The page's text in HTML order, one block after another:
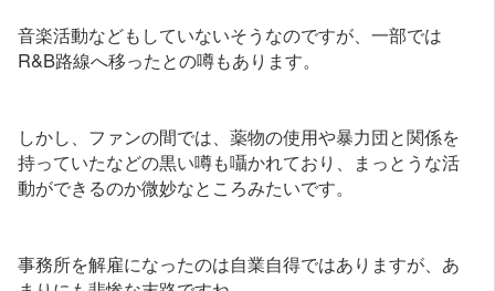
音楽活動などもしていないそうなのですが、一部では
R&B路線へ移ったとの噂もあります。
しかし、ファンの間では、薬物の使用や暴力団と関係を
持っていたなどの黒い噂も囁かれており、まっとうな活
動ができるのか微妙なところみたいです。
事務所を解雇になったのは自業自得ではありますが、あ